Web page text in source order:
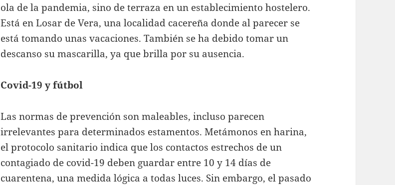
ola de la pandemia, sino de terraza en un establecimiento hostelero.
Está en Losar de Vera, una localidad cacereña donde al parecer se
está tomando unas vacaciones. También se ha debido tomar un
descanso su mascarilla, ya que brilla por su ausencia.
Covid-19 y fútbol
Las normas de prevención son maleables, incluso parecen
irrelevantes para determinados estamentos. Metámonos en harina,
el protocolo sanitario indica que los contactos estrechos de un
contagiado de covid-19 deben guardar entre 10 y 14 días de
cuarentena, una medida lógica a todas luces. Sin embargo, el pasado